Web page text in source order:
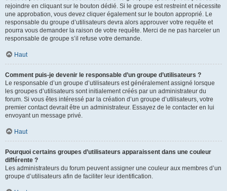
rejoindre en cliquant sur le bouton dédié. Si le groupe est restreint et nécessite
une approbation, vous devez cliquer également sur le bouton approprié. Le
responsable du groupe d’utilisateurs devra alors approuver votre requête et
pourra vous demander la raison de votre requête. Merci de ne pas harceler un
responsable de groupe s’il refuse votre demande.
Haut
Comment puis-je devenir le responsable d’un groupe d’utilisateurs ?
Le responsable d’un groupe d’utilisateurs est généralement assigné lorsque
les groupes d’utilisateurs sont initialement créés par un administrateur du
forum. Si vous êtes intéressé par la création d’un groupe d’utilisateurs, votre
premier contact devrait être un administrateur. Essayez de le contacter en lui
envoyant un message privé.
Haut
Pourquoi certains groupes d’utilisateurs apparaissent dans une couleur
différente ?
Les administrateurs du forum peuvent assigner une couleur aux membres d’un
groupe d’utilisateurs afin de faciliter leur identification.